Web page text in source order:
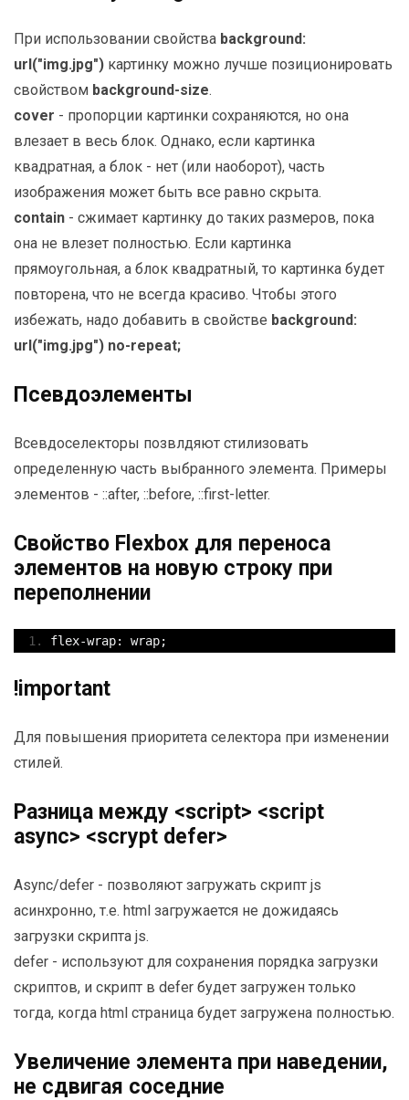
При использовании свойства background:
url("img.jpg") картинку можно лучше позиционировать
свойством background-size.
cover - пропорции картинки сохраняются, но она
влезает в весь блок. Однако, если картинка
квадратная, а блок - нет (или наоборот), часть
изображения может быть все равно скрыта.
contain - сжимает картинку до таких размеров, пока
она не влезет полностью. Если картинка
прямоугольная, а блок квадратный, то картинка будет
повторена, что не всегда красиво. Чтобы этого
избежать, надо добавить в свойстве background:
url("img.jpg") no-repeat;
Псевдоэлементы
Всевдоселекторы позвлдяют стилизовать
определенную часть выбранного элемента. Примеры
элементов - ::after, ::before, ::first-letter.
Свойство Flexbox для переноса
элементов на новую строку при
переполнении
flex-wrap: wrap;
!important
Для повышения приоритета селектора при изменении
стилей.
Разница между <script> <script
async> <scrypt defer>
Async/defer - позволяют загружать скрипт js
асинхронно, т.е. html загружается не дожидаясь
загрузки скрипта js.
defer - используют для сохранения порядка загрузки
скриптов, и скрипт в defer будет загружен только
тогда, когда html страница будет загружена полностью.
Увеличение элемента при наведении,
не сдвигая соседние